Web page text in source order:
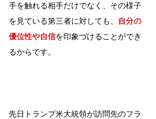
手を触れる相手だけでなく、その様子
を見ている第三者に対しても、
自分の
優位性や自信を印象づけることができ
るからです。
先日トランプ米大統領が訪問先のフラ